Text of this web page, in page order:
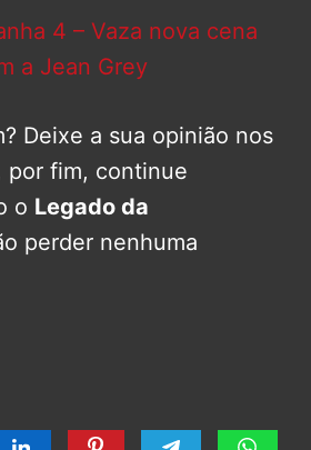
4 – Vaza nova cena
a Jean Grey
Deixe a sua opinião nos
por fim, continue
o Legado da
perder nenhuma